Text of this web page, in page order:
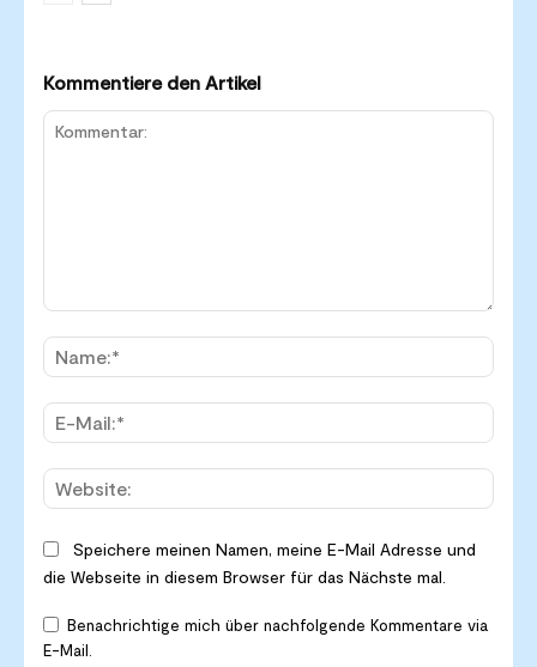
Kommentiere den Artikel
E-
Mail:*
Speichere meinen Namen, meine E-Mail Adresse und
die Webseite in diesem Browser für das Nächste mal.
Benachrichtige mich über nachfolgende Kommentare via
E-Mail.